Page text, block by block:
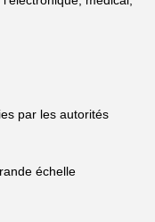
par les autorités
échelle